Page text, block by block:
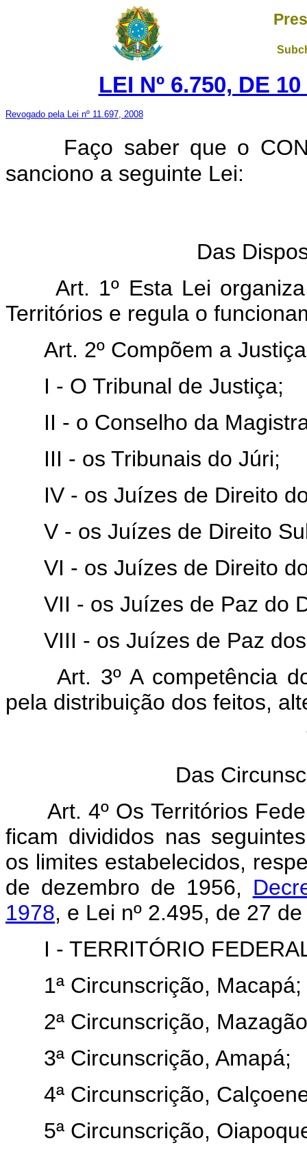
LEI Nº 6.750, DE
Revogado pela Lei nº 11.697, 2008
Faço saber que o
sanciono a seguinte Lei:
Das
Art. 1º Esta Lei organiza
Territórios e regula o
Art. 2º Compõem a
I - O Tribunal de Justiça;
II - o Conselho da
III - os Tribunais do Júri;
IV - os Juízes de Direito
V - os Juízes de Direito
VI - os Juízes de Direito
VII - os Juízes de Paz do
VIII - os Juízes de Paz
Art. 3º A competência
pela distribuição dos feitos,
Das
Art. 4º Os Territórios
ficam divididos nas
os limites estabelecidos,
de dezembro de 1956,
1978, e Lei nº 2.495, de 27
I - TERRITÓRIO
1ª Circunscrição, Macapá;
2ª Circunscrição,
3ª Circunscrição, Amapá;
4ª Circunscrição,
5ª Circunscrição,